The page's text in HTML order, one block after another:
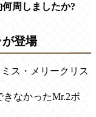
周しましたか?
登場
ス・メリークリス
なかったMr.2ボ